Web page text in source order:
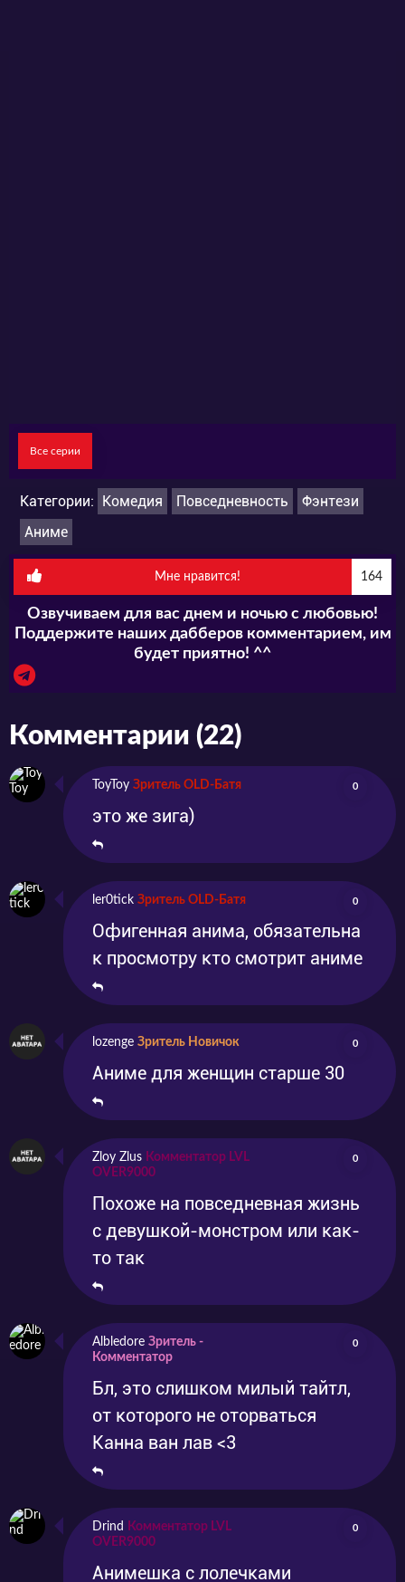
Все серии
Категории: Комедия Повседневность
Фэнтези
Аниме
Мне нравится! 164
Озвучиваем для вас днем и ночью с любовью!
Поддержите наших дабберов комментарием, им
будет приятно! ^^
Комментарии (22)
ToyToy Зритель OLD-Батя 0
это же зига)
ler0tick Зритель OLD-Батя 0
Офигенная анима, обязательна
к просмотру кто смотрит аниме
lozenge Зритель Новичок 0
Аниме для женщин старше 30
Zloy Zlus Комментатор LVL
OVER9000
0
Похоже на повседневная жизнь
с девушкой-монстром или как-
то так
Albledore Зритель -
Комментатор
0
Бл, это слишком милый тайтл,
от которого не оторваться
Канна ван лав <3
Drind
Комментатор LVL
OVER9000
0
Анимешка с лолечками